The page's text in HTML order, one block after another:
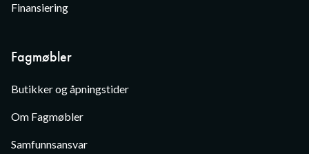
Finansiering
Fagmøbler
Butikker og åpningstider
Om Fagmøbler
Samfunnsansvar